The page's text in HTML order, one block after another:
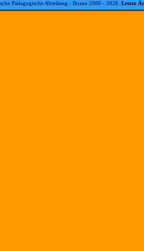
Pädagogische Abteilung - Bozen 2000 - 2026 Letzte